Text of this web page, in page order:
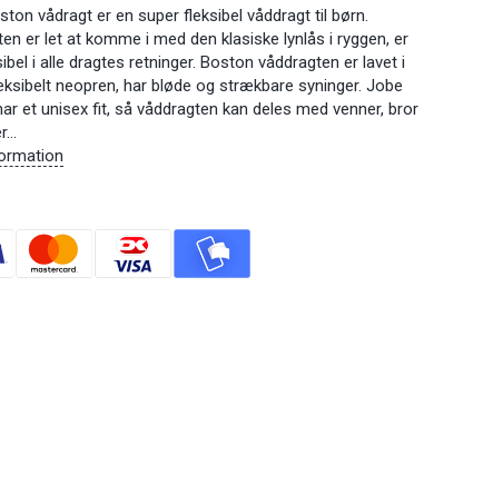
vådragt er en super fleksibel våddragt til børn.
er let at komme i med den klasiske lynlås i ryggen, er
i alle dragtes retninger. Boston våddragten er lavet i
neopren, har bløde og strækbare syninger. Jobe
et unisex fit, så våddragten kan deles med venner, bror